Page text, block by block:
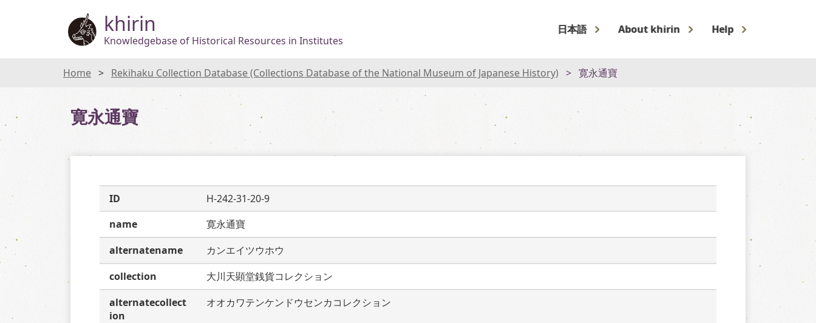
khirin
Knowledgebase of Historical Resources in Institutes
日本語 About khirin Help
Home Rekihaku Collection Database (Collections Database of the National Museum of Japanese History) 寛永通寶
寛永通寶
ID
H-242-31-20-9
name
寛永通寶
alternatename
カンエイツウホウ
collection
大川天顕堂銭貨コレクション
alternatecollect
ion
オオカワテンケンドウセンカコレクション